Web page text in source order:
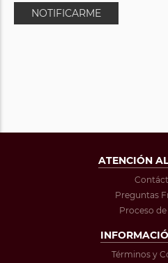
NOTIFICARME
ATENCIÓN
Preguntas
Proceso
Términos y